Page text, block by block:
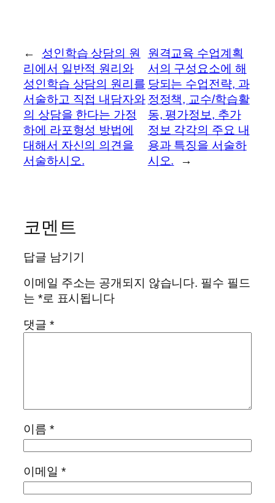
←
성인학습 상담의 원
리에서 일반적 원리와
성인학습 상담의 원리를
서술하고 직접 내담자와
의 상담을 한다는 가정
하에 라포형성 방법에
대해서 자신의 의견을
서술하시오.
원격교육 수업계획
서의 구성요소에 해
당되는 수업전략, 과
정정책, 교수/학습활
동, 평가정보, 추가
정보 각각의 주요 내
용과 특징을 서술하
시오.
→
코멘트
답글 남기기
이메일 주소는 공개되지 않습니다. 필수 필드
는 *로 표시됩니다
댓글 *
이름 *
이메일 *